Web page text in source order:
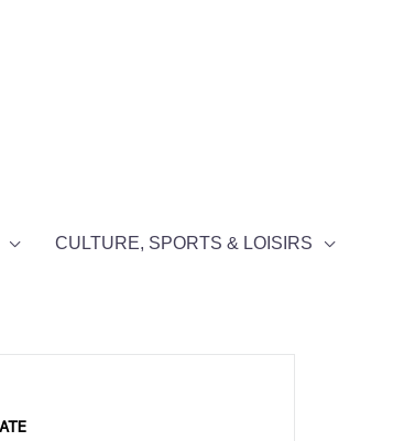
CULTURE, SPORTS & LOISIRS